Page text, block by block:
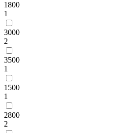
1800
1
3000
2
3500
1
1500
1
2800
2